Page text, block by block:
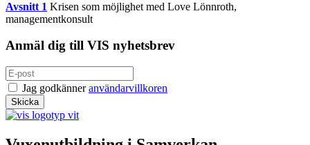
Avsnitt 1 Krisen som möjlighet med Love Lönnroth,
managementkonsult
Anmäl dig till VIS nyhetsbrev
Jag godkänneranvändarvillkoren